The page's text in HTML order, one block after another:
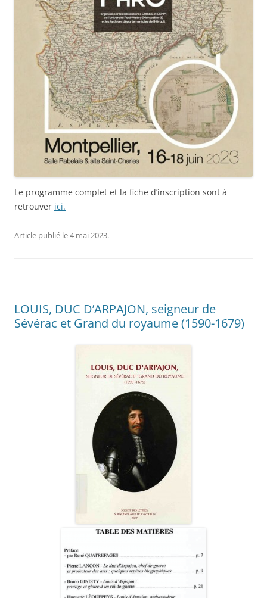
Le programme complet et la fiche d’inscription sont à
retrouver ici.
Article publié le4 mai 2023.
LOUIS, DUC D’ARPAJON, seigneur de
Sévérac et Grand du royaume (1590-1679)